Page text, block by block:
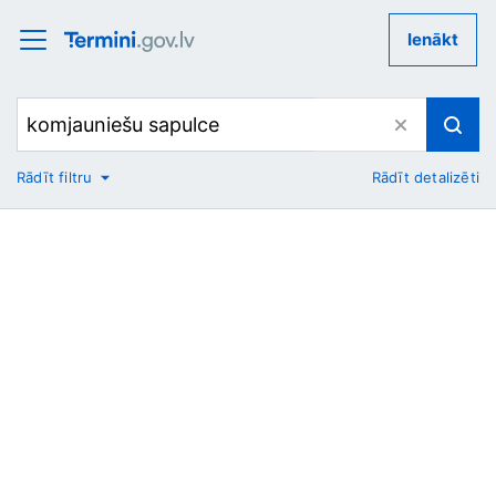
Ienākt
No
Rādīt filtru Rādīt detalizēti